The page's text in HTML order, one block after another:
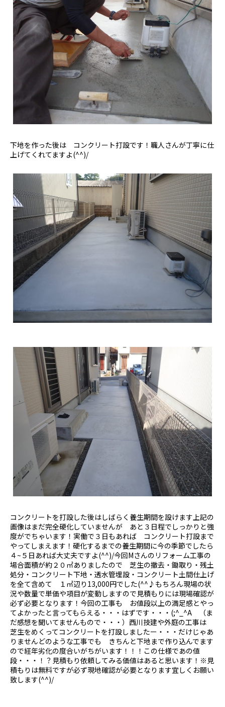
下地を作った後は コンクリート打設です！職人さんが丁寧に仕
上げてくれてますよ(^^)/
コンクリートを打設した後はしばらく養生期間を設けます上記の
画像はまだ完全硬化していませんが あと３日程でしっかりと強
度がでちゃいます！実働で３日もあれば コンクリート打設まで
やってしまえます！硬化するまでの養生期間に今の季節でしたら
４~５日あれば大丈夫ですよ(^^)/今回Mさんのリフォーム工事の
場合面積が約２０㎡ありましたので 芝生の撤去・鋤取り・残土
処分・コンクリート下地・透水管埋設・コンクリート土間仕上げ
を全て含めて １㎡辺り13,000円でした(^^♪もちろん現場の状
況や数量で単価や項目が変動しますので見積もりには現場確認が
必ず必要となります！今回の工事も お値段以上の満足感とやっ
てよかったと言ってもらえる・・・はずです・・・(;^_^A （ま
だ感想を聞いてませんもので・・・）西川技建や外庭の工事は
芝生をめくってコンクリートを打設しましたー・・・だけじゃあ
りませんどのような工事でも きちんと下地まで作り込んでます
ので経年劣化の度合いがちがいます！！！この仕様であの値
段・・・！？見積もり依頼してみる価値はあると思います！※見
積もりは無料ですが必ず現地確認が必要となります宜しくお願い
致します(^^)/